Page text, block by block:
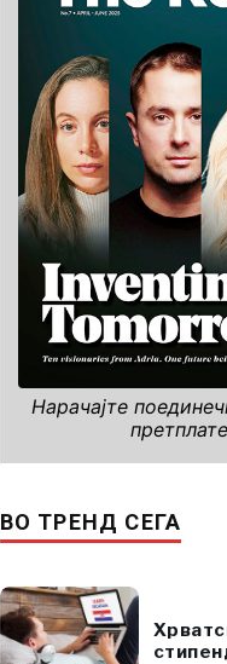
Нарачајте
ВО ТРЕНД СЕГА